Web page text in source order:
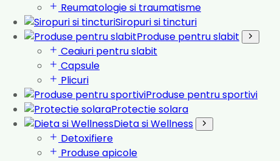
Reumatologie si traumatisme
Siropuri si tincturi
Produse pentru slabit
Ceaiuri pentru slabit
Capsule
Plicuri
Produse pentru sportivi
Protectie solara
Dieta si Wellness
Detoxifiere
Produse apicole